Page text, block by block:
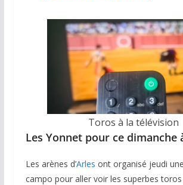
Toros à la télévision
Les Yonnet pour ce dimanche
Les arènes d’Arles ont organisé jeudi
campo pour aller voir les superbes